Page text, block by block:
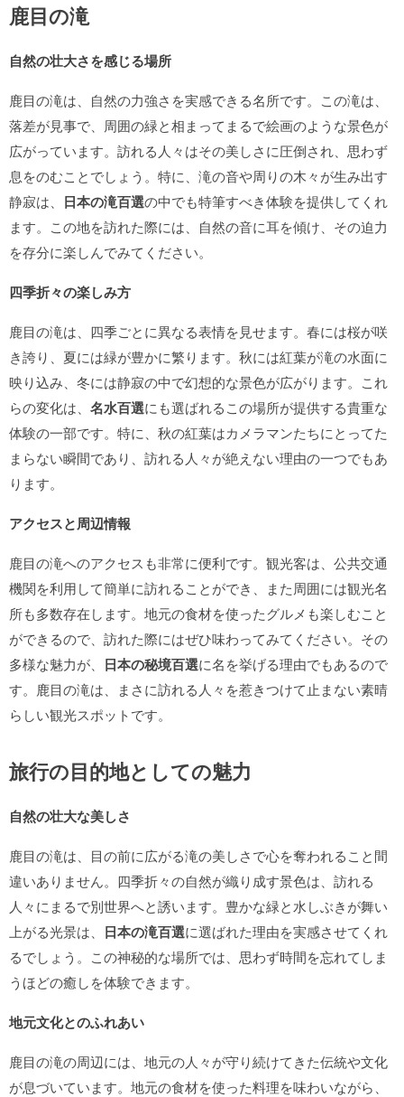
鹿目の滝
自然の壮大さを感じる場所
鹿目の滝は、自然の力強さを実感できる名所です。この滝は、
落差が見事で、周囲の緑と相まってまるで絵画のような景色が
広がっています。訪れる人々はその美しさに圧倒され、思わず
息をのむことでしょう。特に、滝の音や周りの木々が生み出す
静寂は、 日本の滝百選の中でも特筆すべき体験を提供してくれ
ます。この地を訪れた際には、自然の音に耳を傾け、その迫力
を存分に楽しんでみてください。
四季折々の楽しみ方
鹿目の滝は、四季ごとに異なる表情を見せます。春には桜が咲
き誇り、夏には緑が豊かに繁ります。秋には紅葉が滝の水面に
映り込み、冬には静寂の中で幻想的な景色が広がります。これ
らの変化は、 名水百選にも選ばれるこの場所が提供する貴重な
体験の一部です。特に、秋の紅葉はカメラマンたちにとってた
まらない瞬間であり、訪れる人々が絶えない理由の一つでもあ
ります。
アクセスと周辺情報
鹿目の滝へのアクセスも非常に便利です。観光客は、公共交通
機関を利用して簡単に訪れることができ、また周囲には観光名
所も多数存在します。地元の食材を使ったグルメも楽しむこと
ができるので、訪れた際にはぜひ味わってみてください。その
多様な魅力が、 日本の秘境百選に名を挙げる理由でもあるので
す。鹿目の滝は、まさに訪れる人々を惹きつけて止まない素晴
らしい観光スポットです。
旅行の目的地としての魅力
自然の壮大な美しさ
鹿目の滝は、目の前に広がる滝の美しさで心を奪われること間
違いありません。四季折々の自然が織り成す景色は、訪れる
人々にまるで別世界へと誘います。豊かな緑と水しぶきが舞い
上がる光景は、 日本の滝百選に選ばれた理由を実感させてくれ
るでしょう。この神秘的な場所では、思わず時間を忘れてしま
うほどの癒しを体験できます。
地元文化とのふれあい
鹿目の滝の周辺には、地元の人々が守り続けてきた伝統や文化
が息づいています。地元の食材を使った料理を味わいながら、